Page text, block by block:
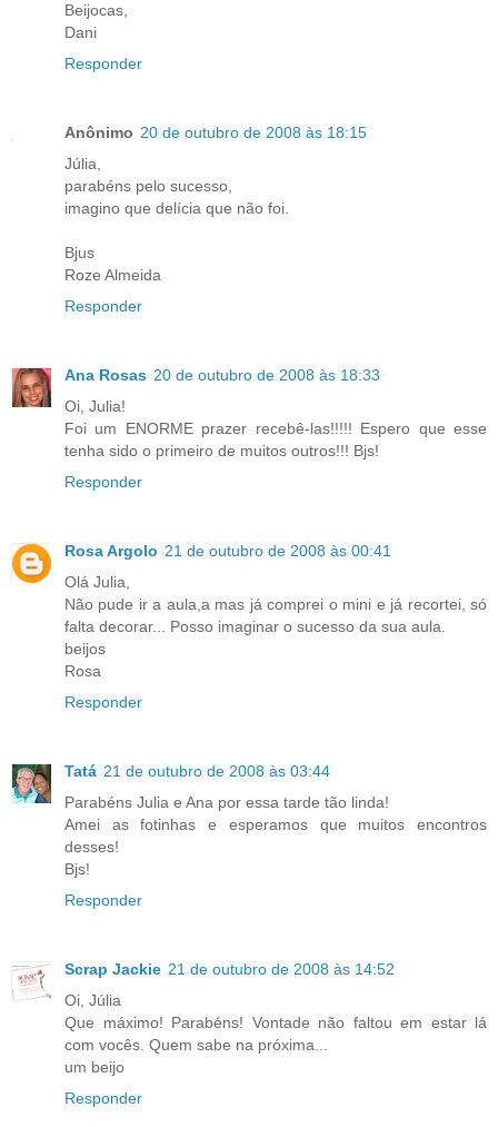
Beijocas,
Dani
Responder
Anônimo 20 de outubro de 2008 às 18:15
Júlia,
parabéns pelo sucesso,
imagino que delícia que não foi.
Bjus
Roze Almeida
Responder
Ana Rosas 20 de outubro de 2008 às 18:33
Oi, Julia!
Foi um ENORME prazer recebê-las!!!!! Espero que esse
tenha sido o primeiro de muitos outros!!! Bjs!
Responder
Rosa Argolo 21 de outubro de 2008 às 00:41
Olá Julia,
Não pude ir a aula,a mas já comprei o mini e já recortei, só
falta decorar... Posso imaginar o sucesso da sua aula.
beijos
Rosa
Responder
Tatá 21 de outubro de 2008 às 03:44
Parabéns Julia e Ana por essa tarde tão linda!
Amei as fotinhas e esperamos que muitos encontros
desses!
Bjs!
Responder
Scrap Jackie 21 de outubro de 2008 às 14:52
Oi, Júlia
Que máximo! Parabéns! Vontade não faltou em estar lá
com vocês. Quem sabe na próxima...
um beijo
Responder